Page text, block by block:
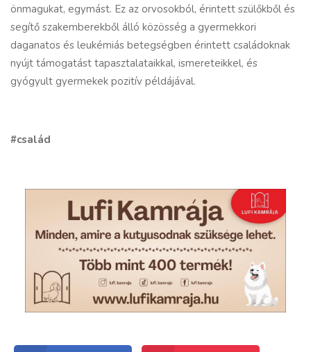
önmagukat, egymást. Ez az orvosokból, érintett szülőkből és
segítő szakemberekből álló közösség a gyermekkori
daganatos és leukémiás betegségben érintett családoknak
nyújt támogatást tapasztalataikkal, ismereteikkel, és
gyógyult gyermekek pozitív példájával.
#család